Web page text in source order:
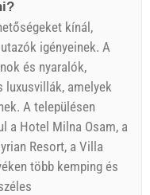
kínál,
igényeinek. A
és nyaralók,
luxusvillák, amelyek
A településen
a Hotel Milna Osam, a
Resort, a Villa
több kemping és